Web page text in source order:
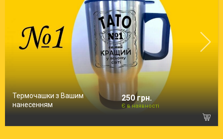
Термочашки з Вашим
нанесенням
250 грн.
Є в наявності